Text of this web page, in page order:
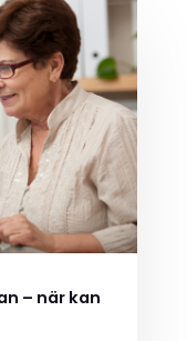
– när kan